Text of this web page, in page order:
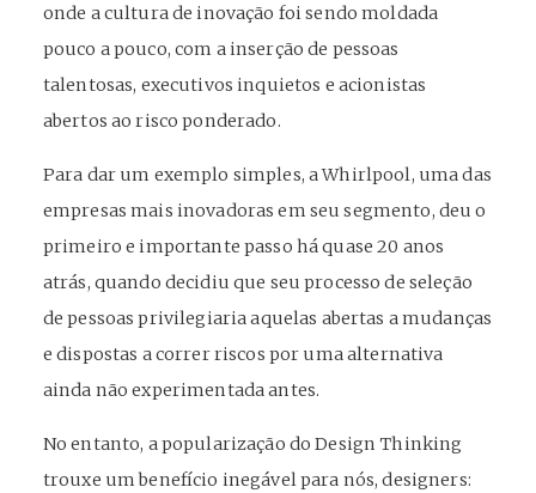
onde a cultura de inovação foi sendo moldada
pouco a pouco, com a inserção de pessoas
talentosas, executivos inquietos e acionistas
abertos ao risco ponderado.
Para dar um exemplo simples, a Whirlpool, uma das
empresas mais inovadoras em seu segmento, deu o
primeiro e importante passo há quase 20 anos
atrás, quando decidiu que seu processo de seleção
de pessoas privilegiaria aquelas abertas a mudanças
e dispostas a correr riscos por uma alternativa
ainda não experimentada antes.
No entanto, a popularização do Design Thinking
trouxe um benefício inegável para nós, designers: